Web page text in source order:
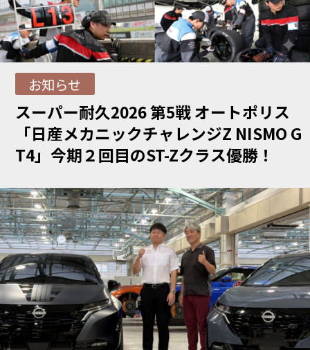
お知らせ
スーパー耐久2026 第5戦 オートポリス
「日産メカニックチャレンジZ NISMO G
T4」今期２回目のST-Zクラス優勝！